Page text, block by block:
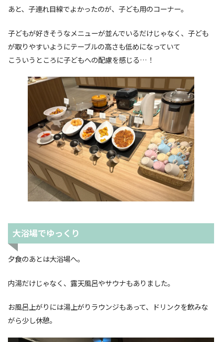
あと、子連れ目線でよかったのが、子ども用のコーナー。
子どもが好きそうなメニューが並んでいるだけじゃなく、子ども
が取りやすいようにテーブルの高さも低めになっていて
こういうところに子どもへの配慮を感じる…！
大浴場でゆっくり
夕食のあとは大浴場へ。
内湯だけじゃなく、露天風呂やサウナもありました。
お風呂上がりには湯上がりラウンジもあって、ドリンクを飲みな
がら少し休憩。